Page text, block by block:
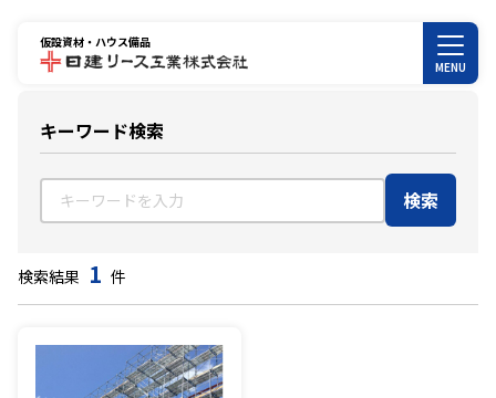
MENU
仮設資材・ハウス備品
キーワード検索
検索
検索結果 1 件